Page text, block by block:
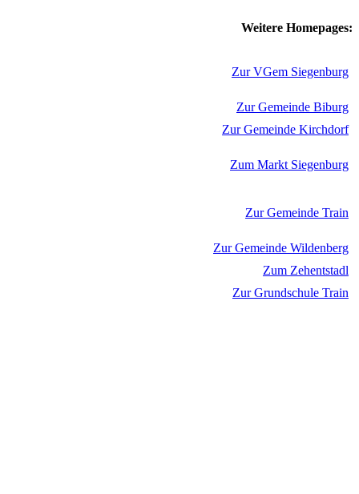
Weitere Homepages:
Zur VGem Siegenburg
Zur Gemeinde Biburg
Zur Gemeinde Kirchdorf
Zum Markt Siegenburg
Zur Gemeinde Train
Zur Gemeinde Wildenberg
Zum Zehentstadl
Zur Grundschule Train